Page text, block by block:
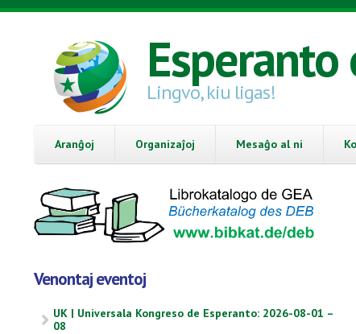
Skip to main content
Esperanto
Lingvo, kiu ligas!
Aranĝoj Organizaĵoj Mesaĝo al ni
Venontaj eventoj
UK | Universala Kongreso de Esperanto: 2026-08-01 –
08